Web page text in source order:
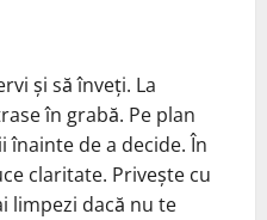
și să înveți. La
în grabă. Pe plan
de a decide. În
claritate. Privește cu
limpezi dacă nu te